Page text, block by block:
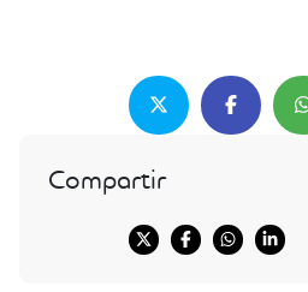
Compartir